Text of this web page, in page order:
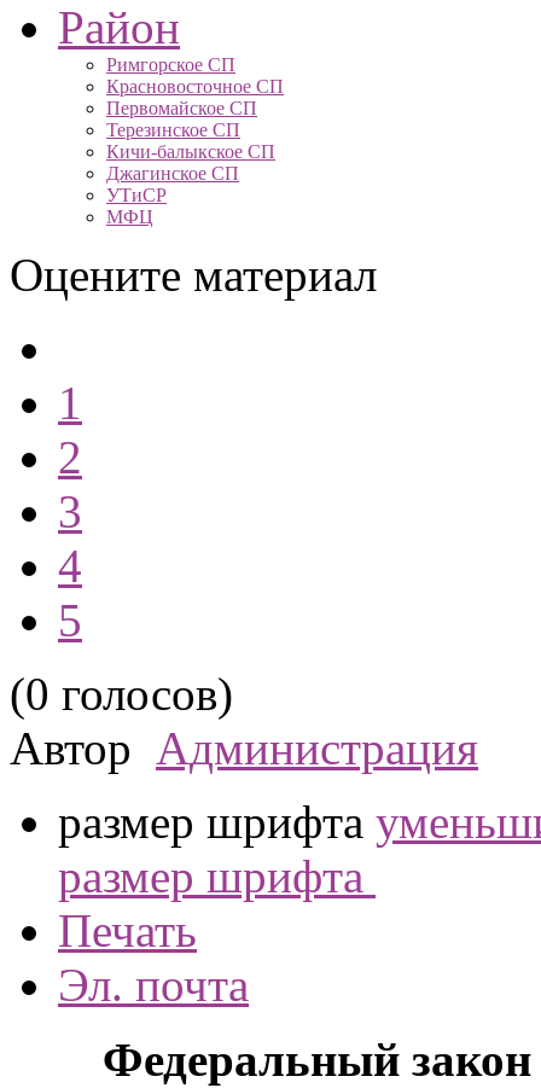
Район
Римгорское СП
Красновосточное СП
Первомайское СП
Терезинское СП
Кичи-балыкское СП
Джагинское СП
УТиСР
МФЦ
Оцените материал
1
2
3
4
5
(0 голосов)
Автор Администрация
размер шрифта
размер шрифта
Печать
Эл. почта
Федеральный